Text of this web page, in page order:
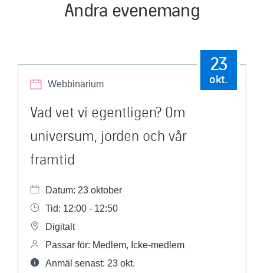
Andra evenemang
Webbinarium
23
okt.
Vad vet vi egentligen? Om
universum, jorden och vår
framtid
Datum: 23 oktober
Tid: 12:00 - 12:50
Digitalt
Passar för: Medlem, Icke-medlem
Anmäl senast: 23 okt.